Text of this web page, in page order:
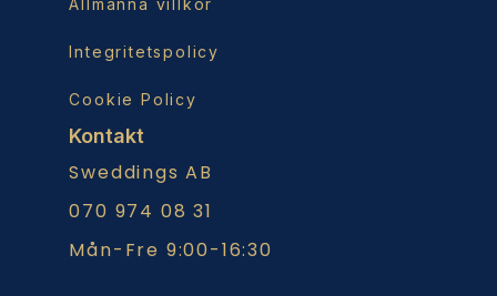
Integritetspolicy
Cookie Policy
Kontakt
Sweddings AB
070 974 08 31
Mån-Fre 9:00-16:30